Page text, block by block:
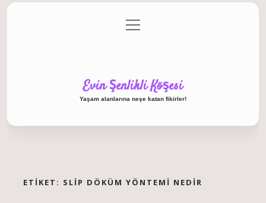
Gizlilik Politikası
menüyü
aç
Evin Şenlikli Köşesi
Yaşam alanlarına neşe katan fikirler!
ETIKET: SLIP DÖKÜM YÖNTEMI NEDIR